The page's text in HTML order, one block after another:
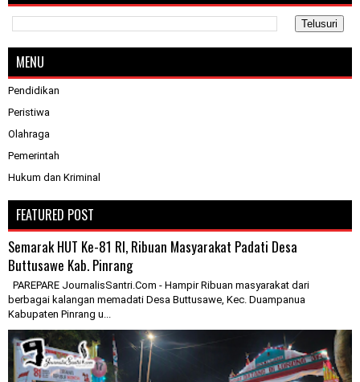
MENU
Pendidikan
Peristiwa
Olahraga
Pemerintah
Hukum dan Kriminal
FEATURED POST
Semarak HUT Ke-81 RI, Ribuan Masyarakat Padati Desa
Buttusawe Kab. Pinrang
PAREPARE JournalisSantri.Com - Hampir Ribuan masyarakat dari
berbagai kalangan memadati Desa Buttusawe, Kec. Duampanua
Kabupaten Pinrang u...